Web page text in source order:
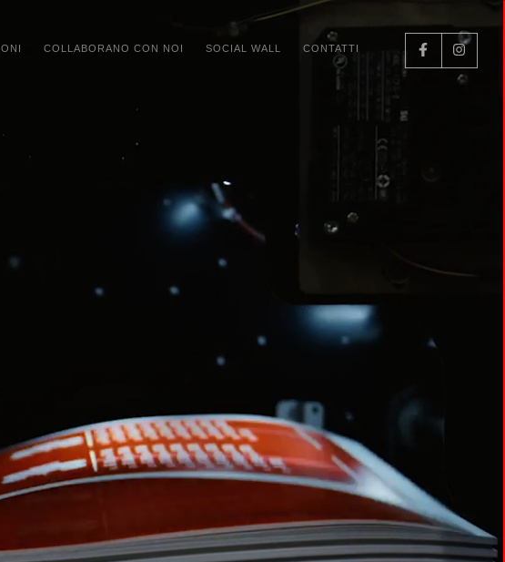
COLLABORANO CON NOI SOCIAL WALL CONTATTI